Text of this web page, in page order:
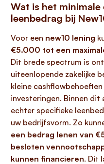
Wat is het minimale
leenbedrag bij
Voor een new10 lening
€5.000 tot een
Dit brede spectrum is
uiteenlopende zakelijke
kleine
investeringen. Binnen dit
echter specifieke
uw bedrijfsvorm. Zo
een bedrag lenen van
besloten
kunnen financieren. Dit